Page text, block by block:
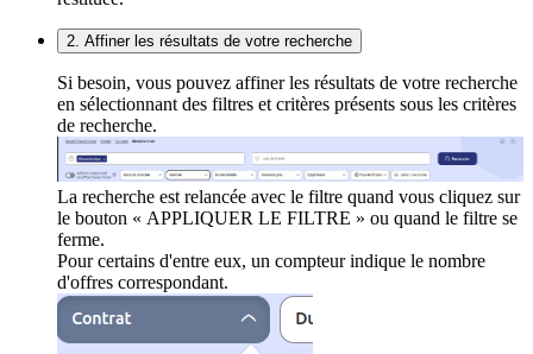
2. Affiner les résultats de votre recherche
Si besoin, vous pouvez affiner les résultats de votre recherche
en sélectionnant des filtres et critères présents sous les critères
de recherche.
La recherche est relancée avec le filtre quand vous cliquez sur
le bouton « APPLIQUER LE FILTRE » ou quand le filtre se
ferme.
Pour certains d'entre eux, un compteur indique le nombre
d'offres correspondant.